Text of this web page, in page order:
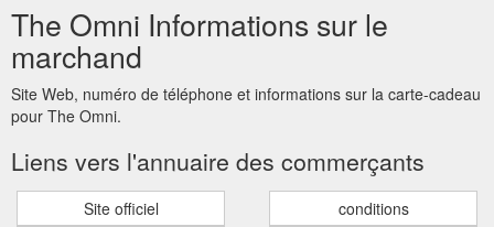
The Omni Informations sur le
marchand
Site Web, numéro de téléphone et informations sur la carte-cadeau
pour The Omni.
Liens vers l'annuaire des commerçants
Site officiel conditions